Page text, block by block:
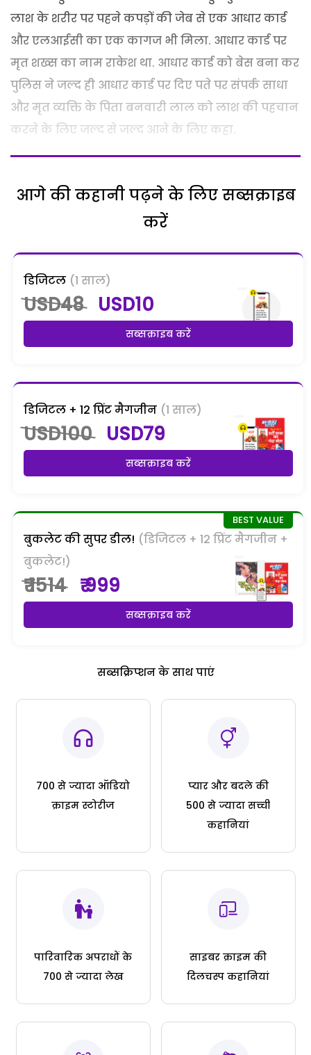
लाश के शरीर पर पहने कपड़ों की जेब से एक आधार कार्ड
और एलआईसी का एक कागज भी मिला. आधार कार्ड पर
मृत शख्स का नाम राकेश था. आधार कार्ड को बेस बना कर
पुलिस ने जल्द ही आधार कार्ड पर दिए पते पर संपर्क साधा
और मृत व्यक्ति के पिता बनवारी लाल को लाश की पहचान
करने के लिए जल्द से जल्द आने के लिए कहा.
आगे की कहानी पढ़ने के लिए सब्सक्राइब
करें
डिजिटल (1 साल)
USD48 USD10
सब्सक्राइब करें
डिजिटल + 12 प्रिंट मैगजीन (1 साल)
USD100 USD79
सब्सक्राइब करें
बुकलेट की सुपर डील! (डिजिटल + 12 प्रिंट मैगजीन +
बुकलेट!)
₹ 1514 ₹ 999
सब्सक्राइब करें
सब्सक्रिप्शन के साथ पाएं
700 से ज्यादा ऑडियो
क्राइम स्टोरीज
प्यार और बदले की
500 से ज्यादा सच्ची
कहानियां
पारिवारिक अपराधों के
700 से ज्यादा लेख
साइबर क्राइम की
दिलचस्प कहानियां